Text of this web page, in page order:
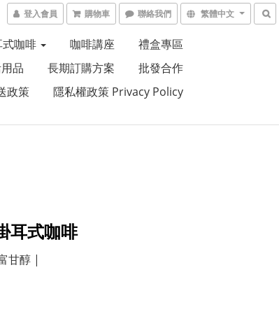
登入會員 購物車 聯絡我們 繁體中文
咖啡 咖啡講座
禮盒專區
品 長期訂購方案
批發合作
政策
隱私權政策 Privacy Policy
耳式咖啡
甘醇 |